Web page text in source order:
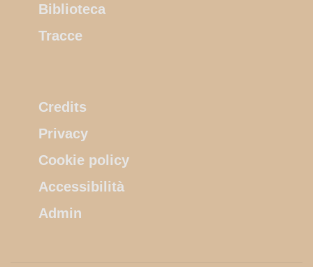
Biblioteca
Tracce
Credits
Privacy
Cookie policy
Accessibilità
Admin